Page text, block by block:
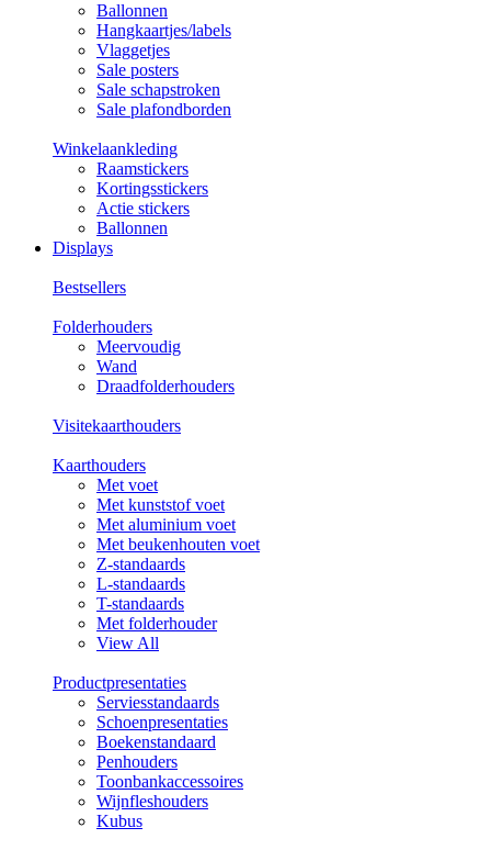
Ballonnen
Hangkaartjes/labels
Vlaggetjes
Sale posters
Sale schapstroken
Sale plafondborden
Winkelaankleding
Raamstickers
Kortingsstickers
Actie stickers
Ballonnen
Displays
Bestsellers
Folderhouders
Meervoudig
Wand
Draadfolderhouders
Visitekaarthouders
Kaarthouders
Met voet
Met kunststof voet
Met aluminium voet
Met beukenhouten voet
Z-standaards
L-standaards
T-standaards
Met folderhouder
View All
Productpresentaties
Serviesstandaards
Schoenpresentaties
Boekenstandaard
Penhouders
Toonbankaccessoires
Wijnfleshouders
Kubus